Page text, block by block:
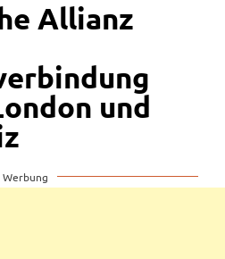
Allianz
und
Werbung